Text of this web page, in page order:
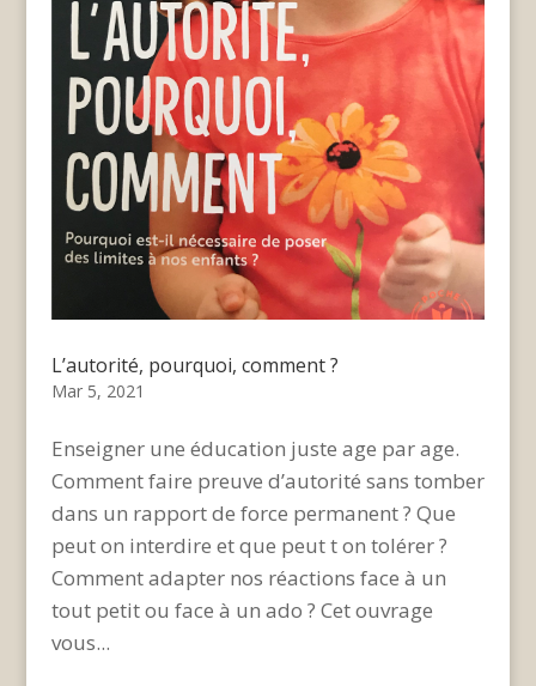
L’autorité, pourquoi, comment ?
Mar 5, 2021
Enseigner une éducation juste age par age.
Comment faire preuve d’autorité sans tomber
dans un rapport de force permanent ? Que
peut on interdire et que peut t on tolérer ?
Comment adapter nos réactions face à un
tout petit ou face à un ado ? Cet ouvrage
vous...